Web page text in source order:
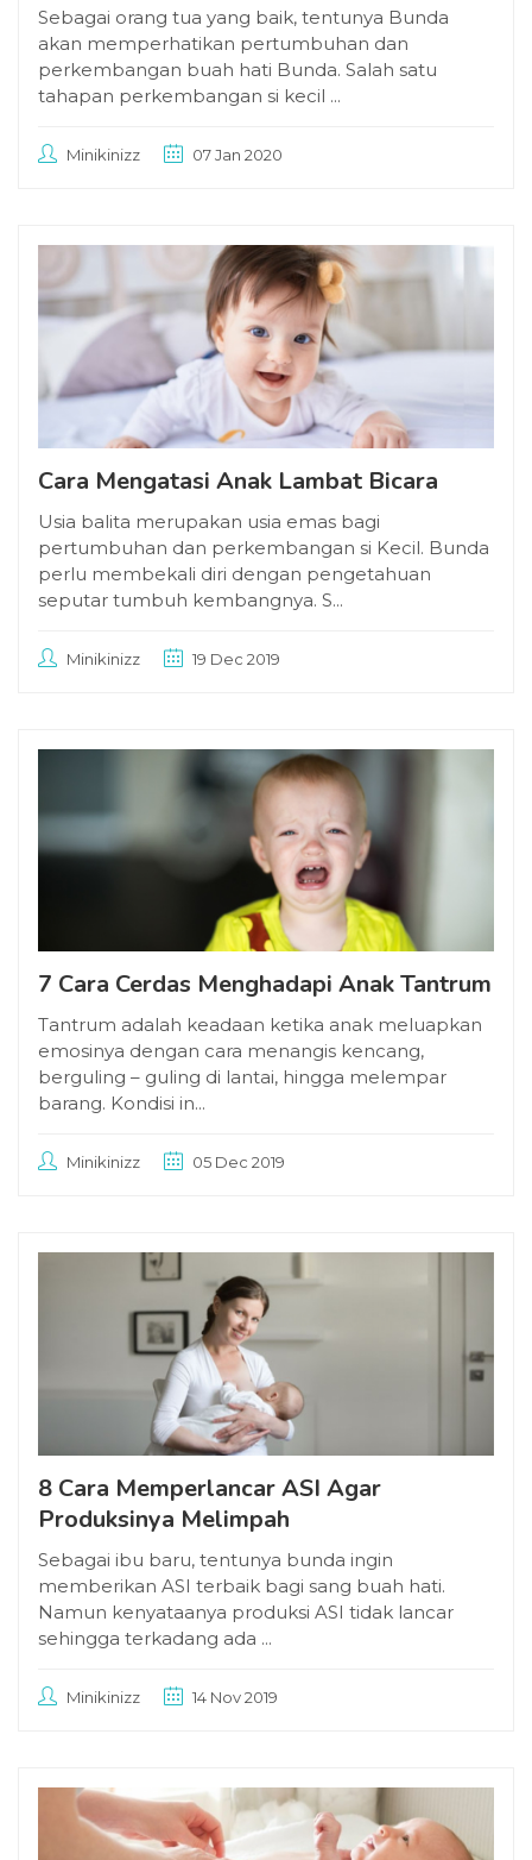
Sebagai orang tua yang baik, tentunya Bunda
akan memperhatikan pertumbuhan dan
perkembangan buah hati Bunda. Salah satu
tahapan perkembangan si kecil ...
Minikinizz 07 Jan 2020
Cara Mengatasi Anak Lambat Bicara
Usia balita merupakan usia emas bagi
pertumbuhan dan perkembangan si Kecil. Bunda
perlu membekali diri dengan pengetahuan
seputar tumbuh kembangnya. S...
Minikinizz 19 Dec 2019
7 Cara Cerdas Menghadapi Anak Tantrum
Tantrum adalah keadaan ketika anak meluapkan
emosinya dengan cara menangis kencang,
berguling – guling di lantai, hingga melempar
barang. Kondisi in...
Minikinizz 05 Dec 2019
8 Cara Memperlancar ASI Agar
Produksinya Melimpah
Sebagai ibu baru, tentunya bunda ingin
memberikan ASI terbaik bagi sang buah hati.
Namun kenyataanya produksi ASI tidak lancar
sehingga terkadang ada ...
Minikinizz 14 Nov 2019